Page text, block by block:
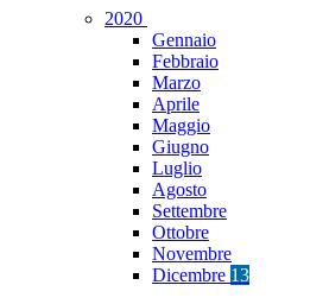
2020
Gennaio
Febbraio
Marzo
Aprile
Maggio
Giugno
Luglio
Agosto
Settembre
Ottobre
Novembre
Dicembre 13